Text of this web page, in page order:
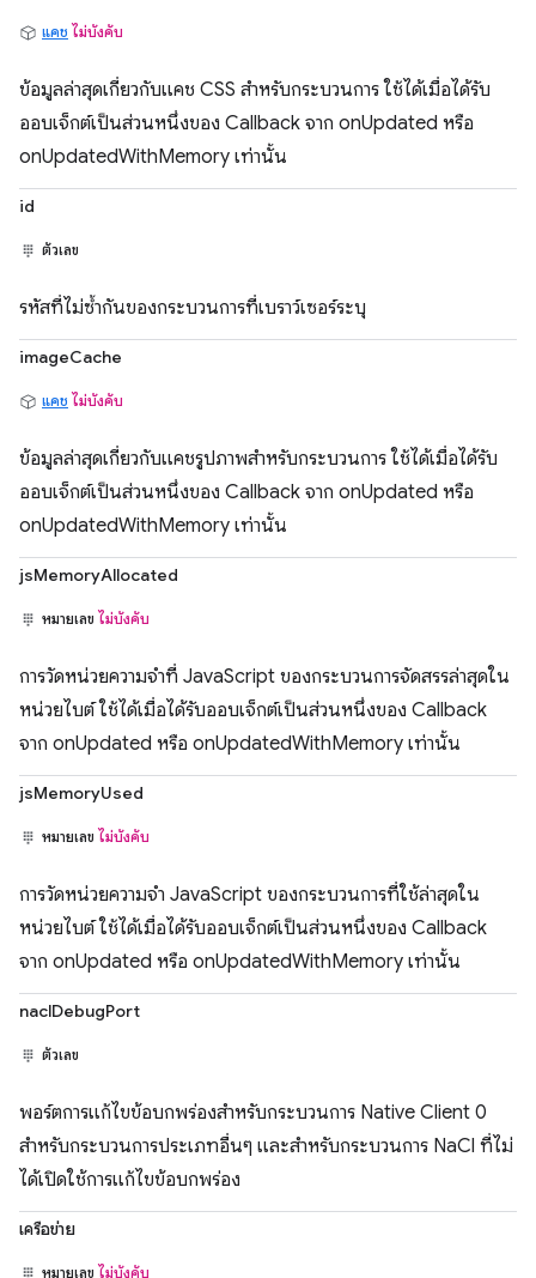
แคช ไม่บังคับ
ข้อมูลล่าสุดเกี่ยวกับแคช CSS สำหรับกระบวนการ ใช้ได้เมื่อได้รับ
ออบเจ็กต์เป็นส่วนหนึ่งของ Callback จาก onUpdated หรือ
onUpdatedWithMemory เท่านั้น
id
ตัวเลข
รหัสที่ไม่ซ้ำกันของกระบวนการที่เบราว์เซอร์ระบุ
imageCache
แคช ไม่บังคับ
ข้อมูลล่าสุดเกี่ยวกับแคชรูปภาพสำหรับกระบวนการ ใช้ได้เมื่อได้รับ
ออบเจ็กต์เป็นส่วนหนึ่งของ Callback จาก onUpdated หรือ
onUpdatedWithMemory เท่านั้น
jsMemoryAllocated
หมายเลข ไม่บังคับ
การวัดหน่วยความจำที่ JavaScript ของกระบวนการจัดสรรล่าสุดใน
หน่วยไบต์ ใช้ได้เมื่อได้รับออบเจ็กต์เป็นส่วนหนึ่งของ Callback
จาก onUpdated หรือ onUpdatedWithMemory เท่านั้น
jsMemoryUsed
หมายเลข ไม่บังคับ
การวัดหน่วยความจำ JavaScript ของกระบวนการที่ใช้ล่าสุดใน
หน่วยไบต์ ใช้ได้เมื่อได้รับออบเจ็กต์เป็นส่วนหนึ่งของ Callback
จาก onUpdated หรือ onUpdatedWithMemory เท่านั้น
naclDebugPort
ตัวเลข
พอร์ตการแก้ไขข้อบกพร่องสำหรับกระบวนการ Native Client 0
สำหรับกระบวนการประเภทอื่นๆ และสำหรับกระบวนการ NaCl ที่ไม่
ได้เปิดใช้การแก้ไขข้อบกพร่อง
เครือข่าย
หมายเลข ไม่บังคับ